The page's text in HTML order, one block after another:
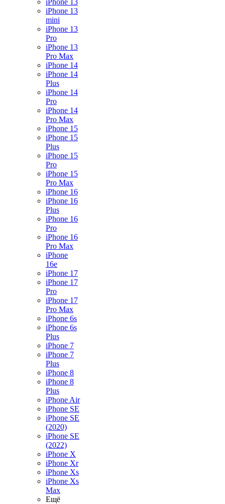
iPhone 13
iPhone 13
mini
iPhone 13
Pro
iPhone 13
Pro Max
iPhone 14
iPhone 14
Plus
iPhone 14
Pro
iPhone 14
Pro Max
iPhone 15
iPhone 15
Plus
iPhone 15
Pro
iPhone 15
Pro Max
iPhone 16
iPhone 16
Plus
iPhone 16
Pro
iPhone 16
Pro Max
iPhone
16e
iPhone 17
iPhone 17
Pro
iPhone 17
Pro Max
iPhone 6s
iPhone 6s
Plus
iPhone 7
iPhone 7
Plus
iPhone 8
iPhone 8
Plus
iPhone Air
iPhone SE
iPhone SE
(2020)
iPhone SE
(2022)
iPhone X
iPhone Xr
iPhone Xs
iPhone Xs
Max
Ещё